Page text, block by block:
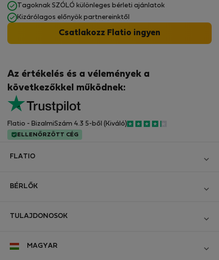
Az értékelés és a vélemények a
következőkkel működnek:
Flatio - BizalmiSzám 4.3 5-ből (Kiváló)
ELLENŐRZÖTT CÉG
Tagoknak SZÓLÓ különleges bérleti ajánlatok
Kizárólagos előnyök partnereinktől
Csatlakozz Flatio ingyen
FLATIO
Csatlakozzon a Digitális Nomád Tesztelő Klubhoz
Üzleti feltételek
BÉRLŐK
Cégeknek
TULAJDONOSOK
MAGYAR